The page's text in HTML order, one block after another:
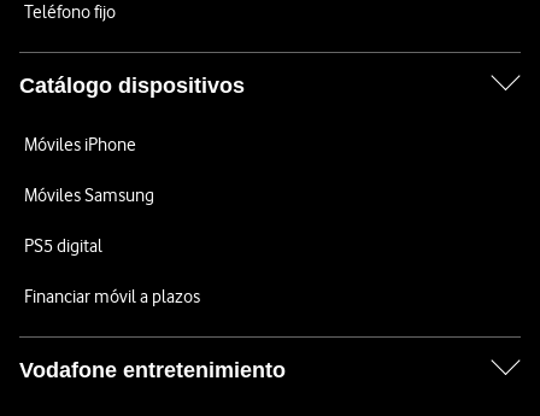
Teléfono fijo
Catálogo dispositivos
Móviles iPhone
Móviles Samsung
PS5 digital
Financiar móvil a plazos
Vodafone entretenimiento